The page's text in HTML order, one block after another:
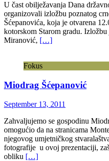
U čast obilježavanja Dana
organizovali izložbu poznatog
Šćepanovića, koja je otvarena
kotorskom Starom gradu.
Miranović, […]
Fokus
Miodrag Šćepanović
September 13, 2011
Zahvaljujemo se gospodinu
omogućio da na stranicama
njegovog umjetničkog
fotografije u ovoj prezentaciji,
obliku […]